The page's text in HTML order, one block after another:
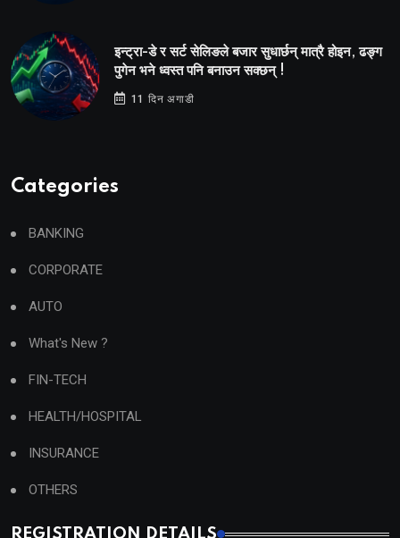
इन्ट्रा-डे र सर्ट सेलिङले बजार सुधार्छन् मात्रै होइन, ढङ्ग
पुगेन भने ध्वस्त पनि बनाउन सक्छन् !
11 दिन अगाडी
Categories
BANKING
CORPORATE
AUTO
What's New ?
FIN-TECH
HEALTH/HOSPITAL
INSURANCE
OTHERS
REGISTRATION DETAILS